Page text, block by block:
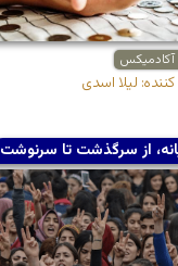
آکادمیکس
لیلا اسدی
از سرگذشت تا سرنوشت